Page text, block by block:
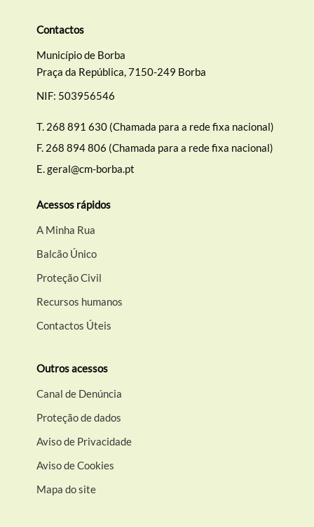
Contactos
Município de Borba
Praça da República, 7150-249 Borba
NIF: 503956546
T. 268 891 630 (Chamada para a rede fixa nacional)
F. 268 894 806 (Chamada para a rede fixa nacional)
E.geral@cm-borba.pt
Acessos rápidos
A Minha Rua
Balcão Único
Proteção Civil
Recursos humanos
Contactos Úteis
Outros acessos
Canal de Denúncia
Proteção de dados
Aviso de Privacidade
Aviso de Cookies
Mapa do site